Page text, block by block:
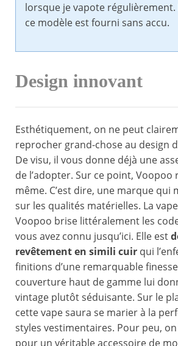
lorsque je vapote régulièrement.
ce modèle est fourni sans accu.
Design innovant
Esthétiquement, on ne peut
reprocher grand-chose au design
De visu, il vous donne déjà une
de l’adopter. Sur ce point, Voopoo
même. C’est dire, une marque qui
sur les qualités matérielles. La
Voopoo brise littéralement les
vous avez connu jusqu’ici. Elle est
revêtement en simili cuir qui
finitions d’une remarquable
couverture haut de gamme lui
vintage plutôt séduisante. Sur le
cette vape saura se marier à la
styles vestimentaires. Pour peu,
pour un véritable accessoire de